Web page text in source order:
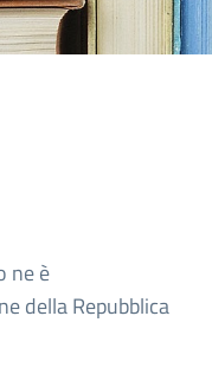
ne è
della Repubblica